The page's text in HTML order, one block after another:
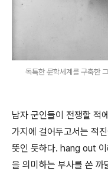
독특한 문학세계를 구축한
남자 군인들이 전쟁할 적
가지에 걸어두고서는 적
뜻인 듯하다. hang out
을 의미하는 부사를 쓴 까